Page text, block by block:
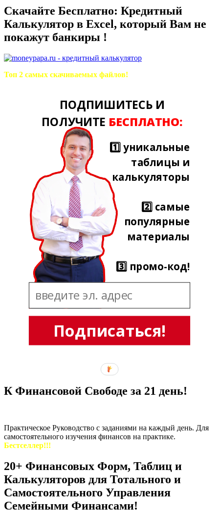
Скачайте Бесплатно: Кредитный
Калькулятор в Excel, который Вам не
покажут банкиры !
Топ 2 самых скачиваемых файлов!
Подписаться!
ПОДПИШИТЕСЬ И
ПОЛУЧИТЕ БЕСПЛАТНО:
1️⃣ уникальные
таблицы и
калькуляторы
2️⃣ самые
популярные
материалы
3️⃣ промо-код!
К Финансовой Свободе за 21 день!
Практическое Руководство с заданиями на каждый день. Для
самостоятельного изучения финансов на практике.
Бестселлер!!!
20+ Финансовых Форм, Таблиц и
Калькуляторов для Тотального и
Самостоятельного Управления
Семейными Финансами!